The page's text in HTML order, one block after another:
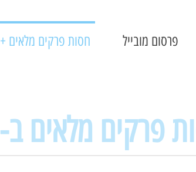
פרסום מובייל חסות פרקים מלאים +12
חסות פרקים מלאים ב